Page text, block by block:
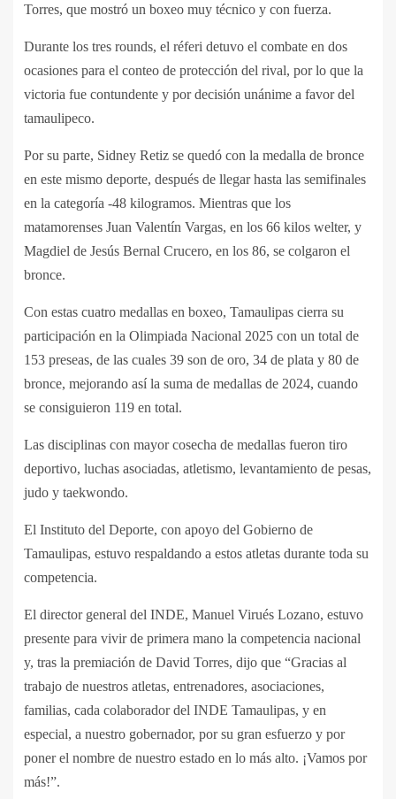
Torres, que mostró un boxeo muy técnico y con fuerza.
Durante los tres rounds, el réferi detuvo el combate en dos
ocasiones para el conteo de protección del rival, por lo que la
victoria fue contundente y por decisión unánime a favor del
tamaulipeco.
Por su parte, Sidney Retiz se quedó con la medalla de bronce
en este mismo deporte, después de llegar hasta las semifinales
en la categoría -48 kilogramos. Mientras que los
matamorenses Juan Valentín Vargas, en los 66 kilos welter, y
Magdiel de Jesús Bernal Crucero, en los 86, se colgaron el
bronce.
Con estas cuatro medallas en boxeo, Tamaulipas cierra su
participación en la Olimpiada Nacional 2025 con un total de
153 preseas, de las cuales 39 son de oro, 34 de plata y 80 de
bronce, mejorando así la suma de medallas de 2024, cuando
se consiguieron 119 en total.
Las disciplinas con mayor cosecha de medallas fueron tiro
deportivo, luchas asociadas, atletismo, levantamiento de pesas,
judo y taekwondo.
El Instituto del Deporte, con apoyo del Gobierno de
Tamaulipas, estuvo respaldando a estos atletas durante toda su
competencia.
El director general del INDE, Manuel Virués Lozano, estuvo
presente para vivir de primera mano la competencia nacional
y, tras la premiación de David Torres, dijo que “Gracias al
trabajo de nuestros atletas, entrenadores, asociaciones,
familias, cada colaborador del INDE Tamaulipas, y en
especial, a nuestro gobernador, por su gran esfuerzo y por
poner el nombre de nuestro estado en lo más alto. ¡Vamos por
más!”.